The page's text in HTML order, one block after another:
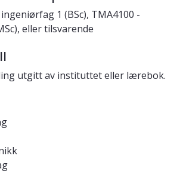
1 (BSc), TMA4100 -
eller tilsvarende
utgitt av instituttet eller lærebok.